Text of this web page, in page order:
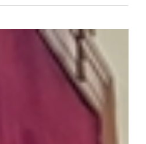
성」 ▲한혜선 교수(이화여대 한국문
불교문화유산연구소) 「『근역서화징
지정토론에서는 ▲이해림(陝西師
유산청) 등 국내외 전문가의 토론으
행한다. 이재령 원장은 “문헌을 단순
바라보는 새로운 시도를 통해 연구 지